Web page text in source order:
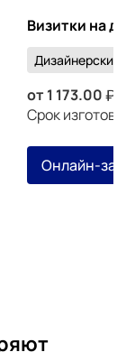
Визитки на
Дизайнерский
от 1 173.00
Срок
Онлайн-